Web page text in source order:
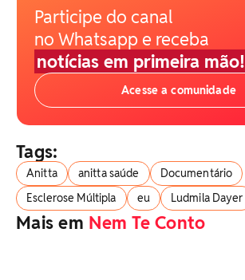
Participe do canal
no Whatsapp e receba
notícias em primeira mão!
Acesse a comunidade
Tags:
Anitta anitta saúde
Documentário
Esclerose Múltipla
eu Ludmila Dayer
Mais em Nem Te Conto